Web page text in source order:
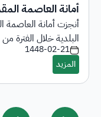
أمانة العاصمة
أنجزت أمانة
البلدية خلال الفترة من 1 يوليو 2026م حتى 30 يو...
1448-02-21